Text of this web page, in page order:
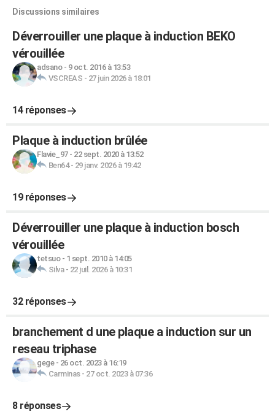
Discussions similaires
Déverrouiller une plaque à induction BEKO
vérouillée
adsano- 9 oct. 2016 à 13:53
VSCREAS - 27 juin 2026 à 18:01
14 réponses
Plaque à induction brûlée
Flavie_97- 22 sept. 2020 à 13:52
Ben64- 29 janv. 2026 à 19:42
19 réponses
Déverrouiller une plaque à induction bosch
vérouillée
tetsuo- 1 sept. 2010 à 14:05
Silva- 22 juil. 2026 à 10:31
32 réponses
branchement d une plaque a induction sur un
reseau triphase
gege- 26 oct. 2023 à 16:19
Carminas- 27 oct. 2023 à 07:36
8 réponses